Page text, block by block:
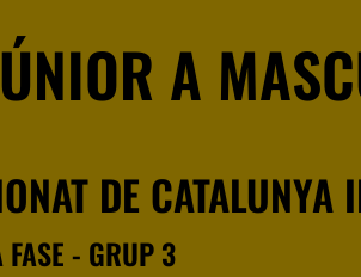
A
DE CATALUNYA
- GRUP 3